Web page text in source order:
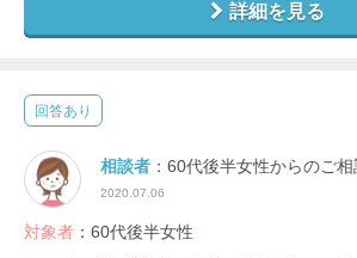
詳細を見る
回答あり
相談者 ：60代後半女性からのご相
2020.07.06
対象者 ：60代後半女性